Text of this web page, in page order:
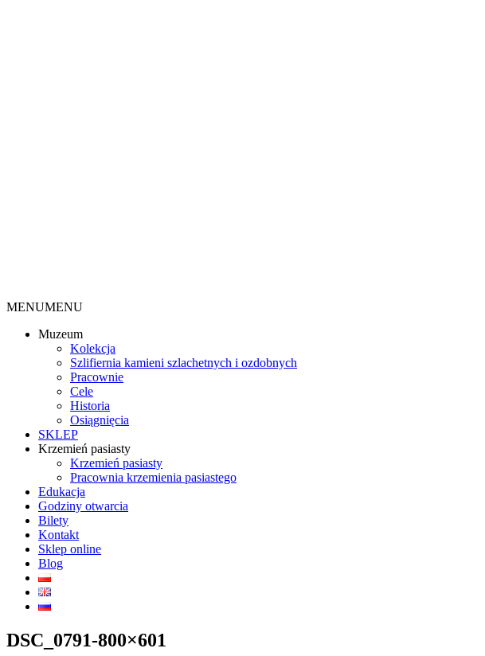
MENUMENU
Muzeum
Kolekcja
Szlifiernia kamieni szlachetnych i ozdobnych
Pracownie
Cele
Historia
Osiągnięcia
SKLEP
Krzemień pasiasty
Krzemień pasiasty
Pracownia krzemienia pasiastego
Edukacja
Godziny otwarcia
Bilety
Kontakt
Sklep online
Blog
DSC_0791-800×601